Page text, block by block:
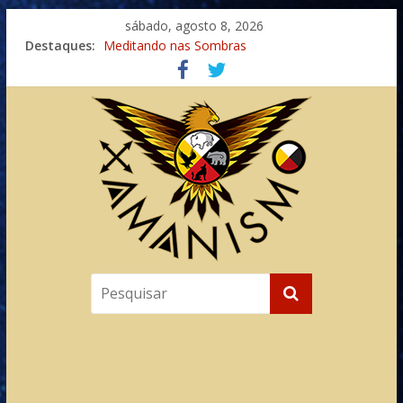
sábado, agosto 8, 2026
Destaques: Meditando nas Sombras
Autosuficiência: A Jornada do Espírito Ancestral
Xamanismo Universal
Totens – Caminho Espiritual – Crescimento
Imaginação na Cura